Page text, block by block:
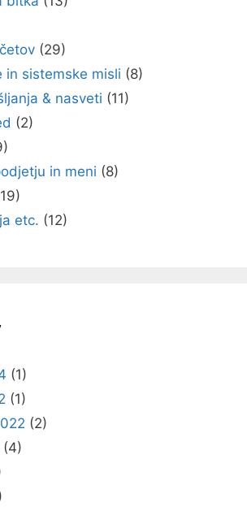
(29)
in sistemske misli (8)
& nasveti (11)
(2)
in meni (8)
etc. (12)
(1)
(1)
(2)
(4)